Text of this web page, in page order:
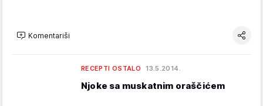
Komentariši
RECEPTI OSTALO 13.5.2014.
Njoke sa muskatnim oraščićem